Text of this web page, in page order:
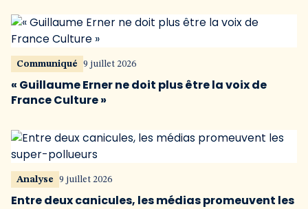
Communiqué 9 juillet 2026
« Guillaume Erner ne doit plus être la voix de
France Culture »
Analyse 9 juillet 2026
Entre deux canicules, les médias promeuvent les